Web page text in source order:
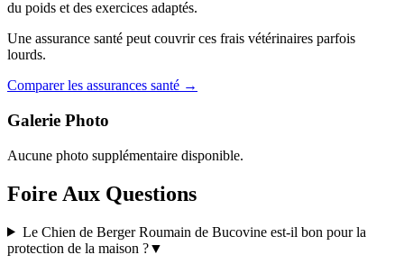
du poids et des exercices adaptés.
Une assurance santé peut couvrir ces frais vétérinaires parfois
lourds.
Comparer les assurances santé →
Galerie Photo
Aucune photo supplémentaire disponible.
Foire Aux Questions
Le Chien de Berger Roumain de Bucovine est-il bon pour la
protection de la maison ?▼